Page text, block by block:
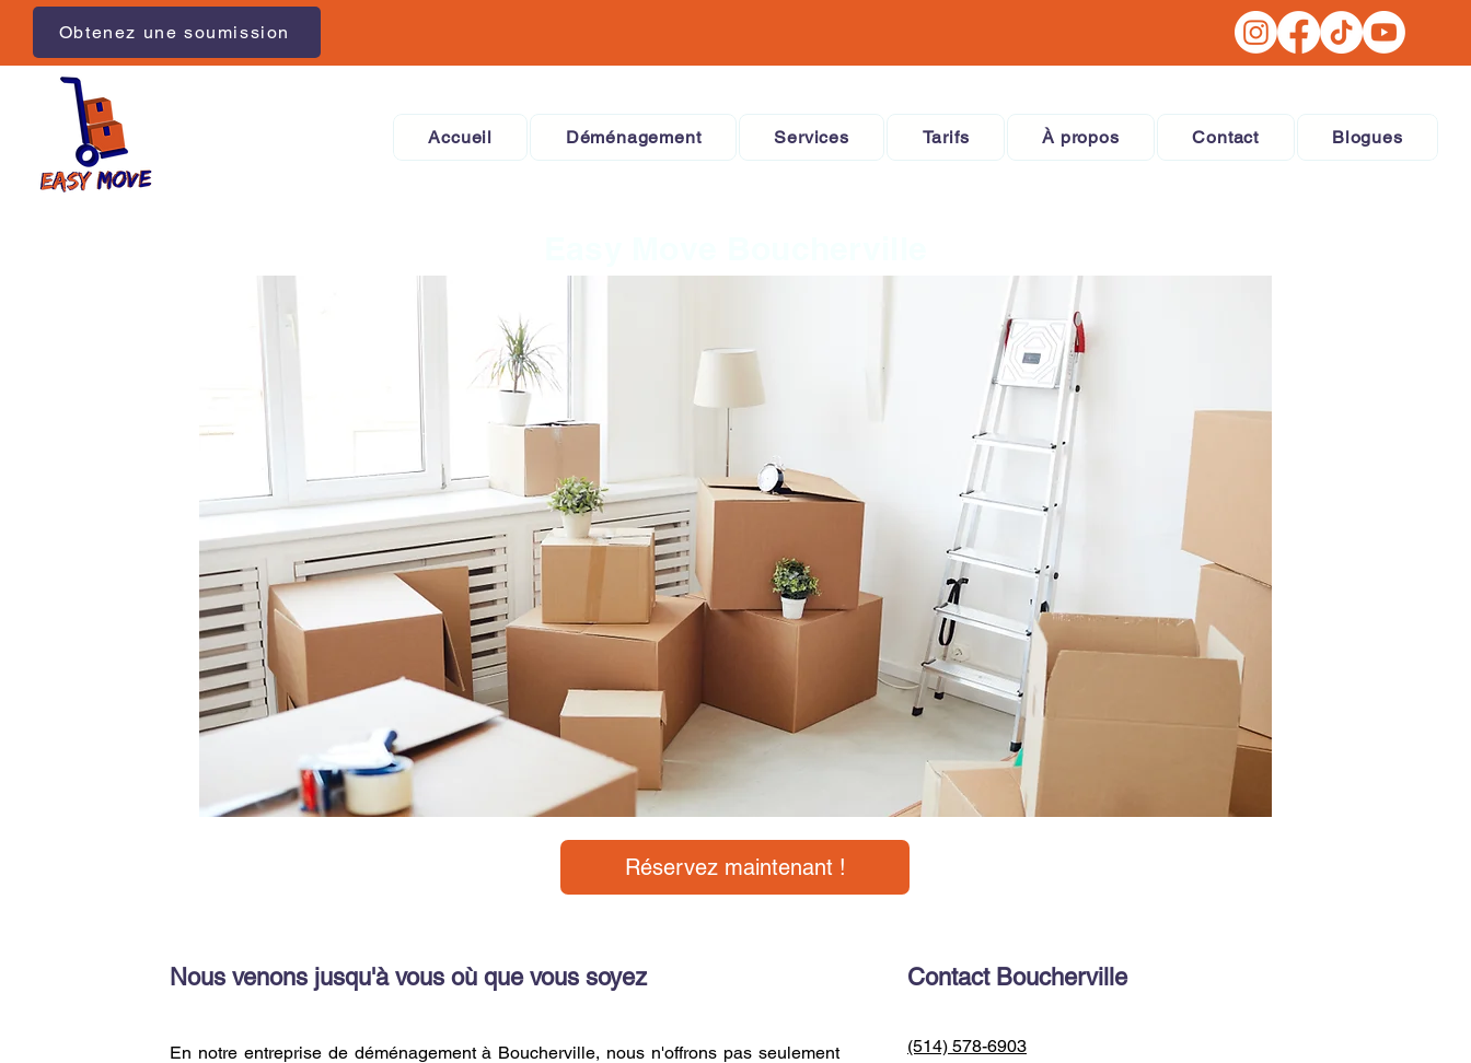
Obtenez une soumission
Accueil Déménagement Services Tarifs À propos Contact Blogues
Réservez maintenant !
Nous venons jusqu'à vous où que vous soyez
En notre entreprise de déménagement à Boucherville, nous n'offrons pas seulement
Contact Boucherville
(514) 578-6903